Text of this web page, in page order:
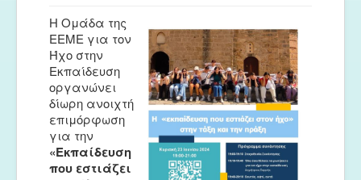
Ενημέρωση
Συνέδρια
Θερινή συνάντηση
Μουσικές Ομάδες
Ευτέρπη
Musapps
H Ομάδα της
ΕΕΜΕ για τον
Ήχο στην
Εκπαίδευση
οργανώνει
δίωρη ανοιχτή
επιμόρφωση
για την
«Εκπαίδευση
που εστιάζει